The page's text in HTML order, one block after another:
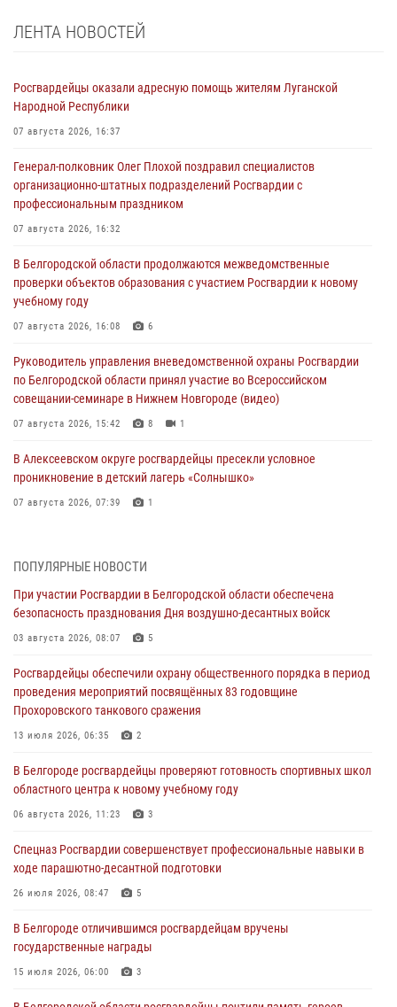
ЛЕНТА НОВОСТЕЙ
Росгвардейцы оказали адресную помощь жителям Луганской
Народной Республики
07 августа 2026, 16:37
Генерал-полковник Олег Плохой поздравил специалистов
организационно-штатных подразделений Росгвардии с
профессиональным праздником
07 августа 2026, 16:32
В Белгородской области продолжаются межведомственные
проверки объектов образования с участием Росгвардии к новому
учебному году
07 августа 2026, 16:08 6
Руководитель управления вневедомственной охраны Росгвардии
по Белгородской области принял участие во Всероссийском
совещании-семинаре в Нижнем Новгороде (видео)
07 августа 2026, 15:42 8 1
В Алексеевском округе росгвардейцы пресекли условное
проникновение в детский лагерь «Солнышко»
07 августа 2026, 07:39 1
Подвиги героев‑росгвардейцев увековечили в новой музейной
экспозиции белгородского музея‑диорамы «Курская битва.
06 августа 2026, 12:05 3
В Белгороде росгвардейцы проверяют готовность спортивных школ
областного центра к новому учебному году
Росгвардия обеспечила общественную безопасность празднования
83-й годовщины освобождения г. Белгорода от немецко -
06 августа 2026, 06:54 3
Офицеры Росгвардии и ветераны войск правопорядка почтили
05 августа 2026, 17:12 2
ПОПУЛЯРНЫЕ НОВОСТИ
При участии Росгвардии в Белгородской области обеспечена
безопасность празднования Дня воздушно-десантных войск
03 августа 2026, 08:07 5
Росгвардейцы обеспечили охрану общественного порядка в период
проведения мероприятий посвящённых 83 годовщине
Прохоровского танкового сражения
13 июля 2026, 06:35 2
В Белгороде росгвардейцы проверяют готовность спортивных школ
областного центра к новому учебному году
06 августа 2026, 11:23 3
Спецназ Росгвардии совершенствует профессиональные навыки в
ходе парашютно-десантной подготовки
26 июля 2026, 08:47 5
В Белгороде отличившимся росгвардейцам вручены
государственные награды
15 июля 2026, 06:00 3